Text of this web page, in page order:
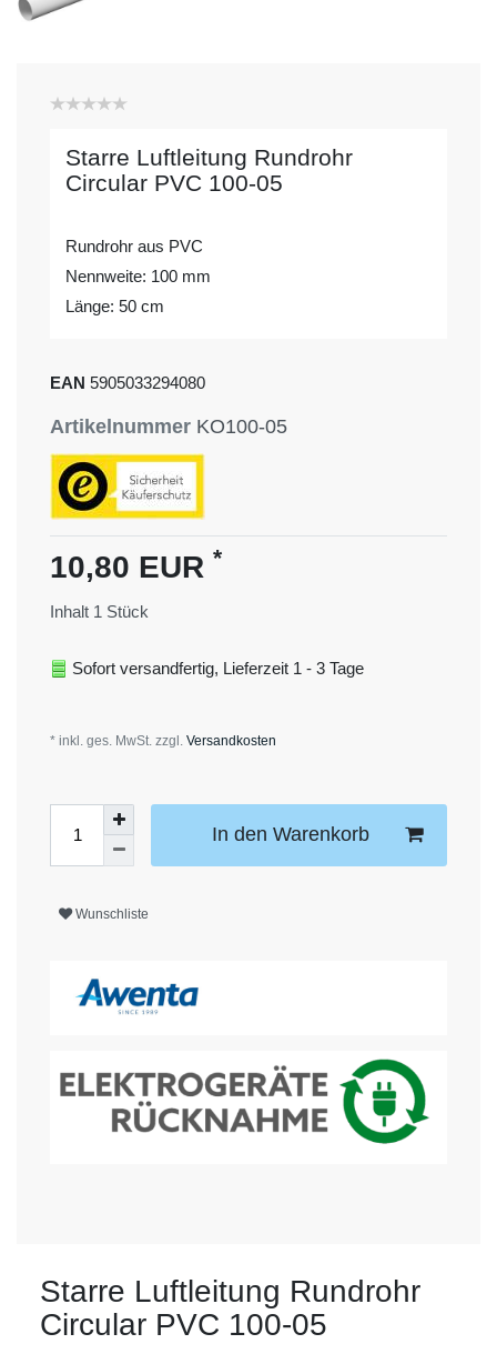
Starre Luftleitung Rundrohr
Circular PVC 100-05
Rundrohr aus PVC
Nennweite: 100 mm
Länge: 50 cm
EAN 5905033294080
Artikelnummer KO100-05
10,80 EUR *
Inhalt 1 Stück
Sofort versandfertig, Lieferzeit 1 - 3 Tage
* inkl. ges. MwSt. zzgl. Versandkosten
In den Warenkorb
Wunschliste
Starre Luftleitung Rundrohr
Circular PVC 100-05